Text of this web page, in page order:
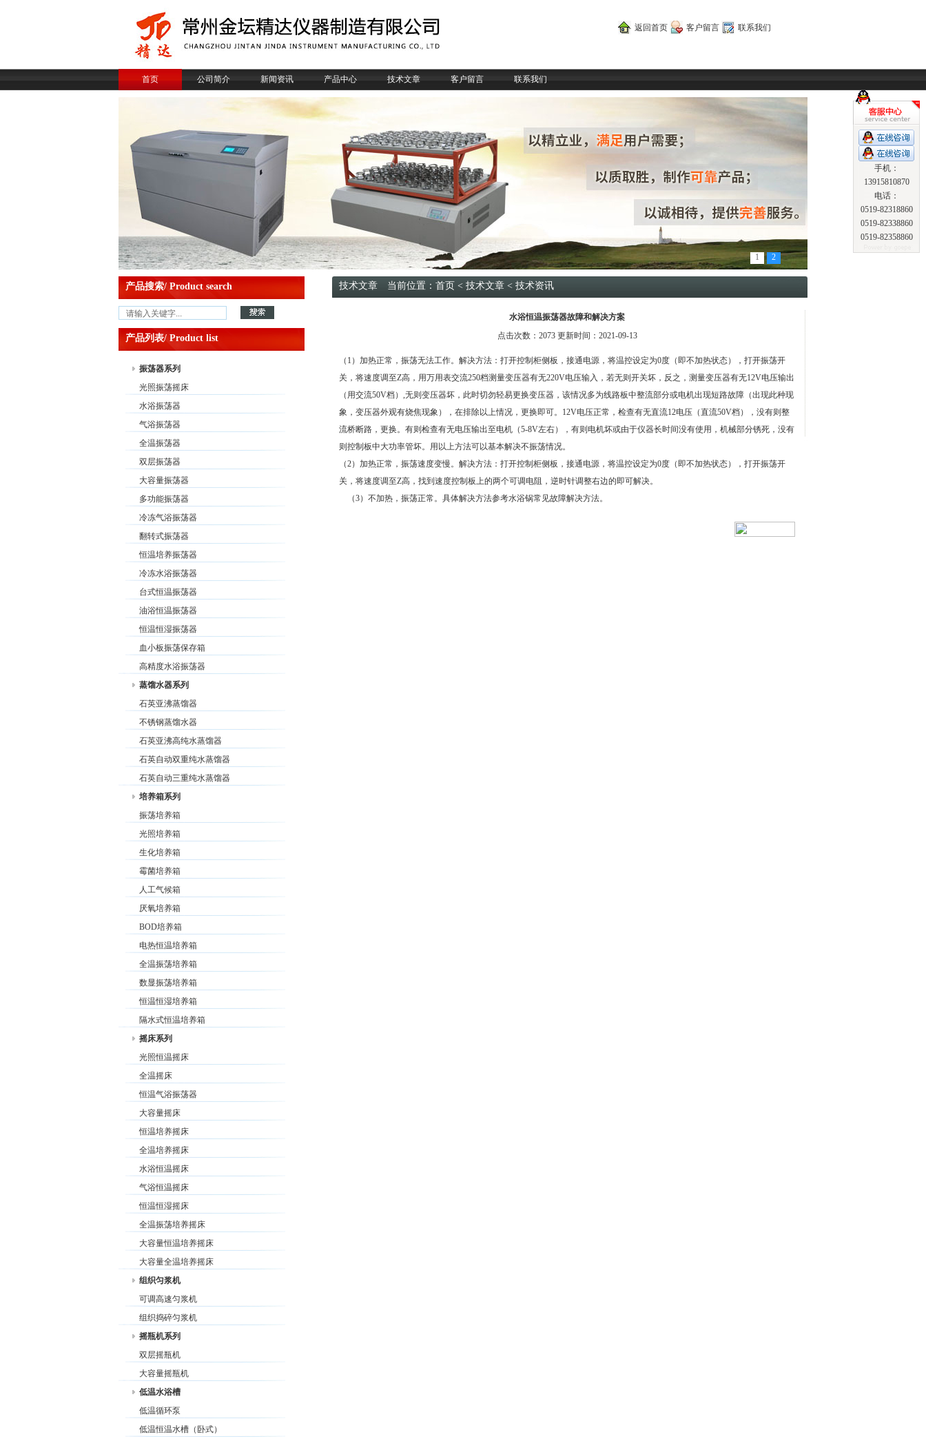
返回首页 客户留言 联系我们
首页 公司简介 新闻资讯 产品中心 技术文章 客户留言 联系我们
1 2
手机：
13915810870
电话：
0519-82318860
0519-82338860
0519-82358860
产品搜索/ Product search
产品列表/ Product list
振荡器系列
光照振荡摇床
水浴振荡器
气浴振荡器
全温振荡器
双层振荡器
大容量振荡器
多功能振荡器
冷冻气浴振荡器
翻转式振荡器
恒温培养振荡器
冷冻水浴振荡器
台式恒温振荡器
油浴恒温振荡器
恒温恒湿振荡器
血小板振荡保存箱
高精度水浴振荡器
蒸馏水器系列
石英亚沸蒸馏器
不锈钢蒸馏水器
石英亚沸高纯水蒸馏器
石英自动双重纯水蒸馏器
石英自动三重纯水蒸馏器
培养箱系列
振荡培养箱
光照培养箱
生化培养箱
霉菌培养箱
人工气候箱
厌氧培养箱
BOD培养箱
电热恒温培养箱
全温振荡培养箱
数显振荡培养箱
恒温恒湿培养箱
隔水式恒温培养箱
摇床系列
光照恒温摇床
全温摇床
恒温气浴振荡器
大容量摇床
恒温培养摇床
全温培养摇床
水浴恒温摇床
气浴恒温摇床
恒温恒湿摇床
全温振荡培养摇床
大容量恒温培养摇床
大容量全温培养摇床
组织匀浆机
可调高速匀浆机
组织捣碎匀浆机
摇瓶机系列
双层摇瓶机
大容量摇瓶机
低温水浴槽
低温循环泵
低温恒温水槽（卧式）
技术文章 当前位置： 首页 < 技术文章 < 技术资讯
水浴恒温振荡器故障和解决方案
点击次数：2073 更新时间：2021-09-13
（1）加热正常，振荡无法工作。解决方法：打开控制柜侧板，接通电源，将温控设定为0度（即不加热状态），打开振荡开
关，将速度调至Z高，用万用表交流250档测量变压器有无220V电压输入，若无则开关坏，反之，测量变压器有无12V电压输出
（用交流50V档）,无则变压器坏，此时切勿轻易更换变压器，该情况多为线路板中整流部分或电机出现短路故障（出现此种现
象，变压器外观有烧焦现象），在排除以上情况，更换即可。12V电压正常，检查有无直流12电压（直流50V档），没有则整
流桥断路，更换。有则检查有无电压输出至电机（5-8V左右），有则电机坏或由于仪器长时间没有使用，机械部分锈死，没有
则控制板中大功率管坏。用以上方法可以基本解决不振荡情况。
（2）加热正常，振荡速度变慢。解决方法：打开控制柜侧板，接通电源，将温控设定为0度（即不加热状态），打开振荡开
关，将速度调至Z高，找到速度控制板上的两个可调电阻，逆时针调整右边的即可解决。
（3）不加热，振荡正常。具体解决方法参考水浴锅常见故障解决方法。